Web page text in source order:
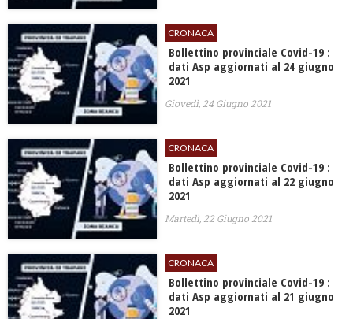
CRONACA
Bollettino provinciale Covid-19 :
dati Asp aggiornati al 24 giugno
2021
Giovedì, 24 Giugno 2021
CRONACA
Bollettino provinciale Covid-19 :
dati Asp aggiornati al 22 giugno
2021
Martedì, 22 Giugno 2021
CRONACA
Bollettino provinciale Covid-19 :
dati Asp aggiornati al 21 giugno
2021